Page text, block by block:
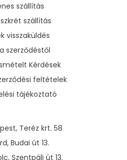
szállítás
szállítás
visszaküldés
szerződéstől
Kérdések
feltételek
tájékoztató
Teréz krt. 58
Budai út 13.
Szentpáli út 13.